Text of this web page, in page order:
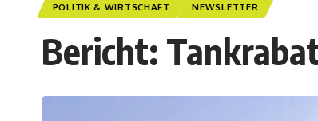
POLITIK & WIRTSCHAFT NEWSLETTER
Bericht: